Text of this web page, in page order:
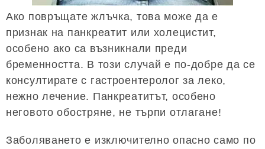
Ако повръщате жлъчка, това може да е
признак на панкреатит или холецистит,
особено ако са възникнали преди
бременността. В този случай е по-добре да се
консултирате с гастроентеролог за леко,
нежно лечение. Панкреатитът, особено
неговото обостряне, не търпи отлагане!
Заболяването е изключително опасно само по